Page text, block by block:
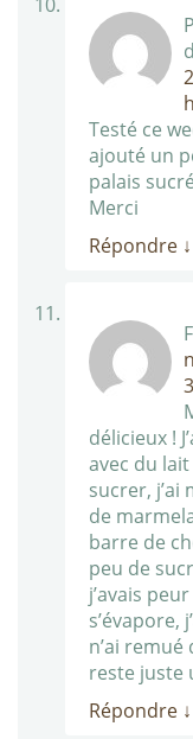
Testé ce
ajouté un
palais
Merci
Répondre ↓
délicieux !
avec du
sucrer, j’ai
de
barre de
peu de
j’avais
s’évapore,
n’ai remué
reste juste
Répondre ↓